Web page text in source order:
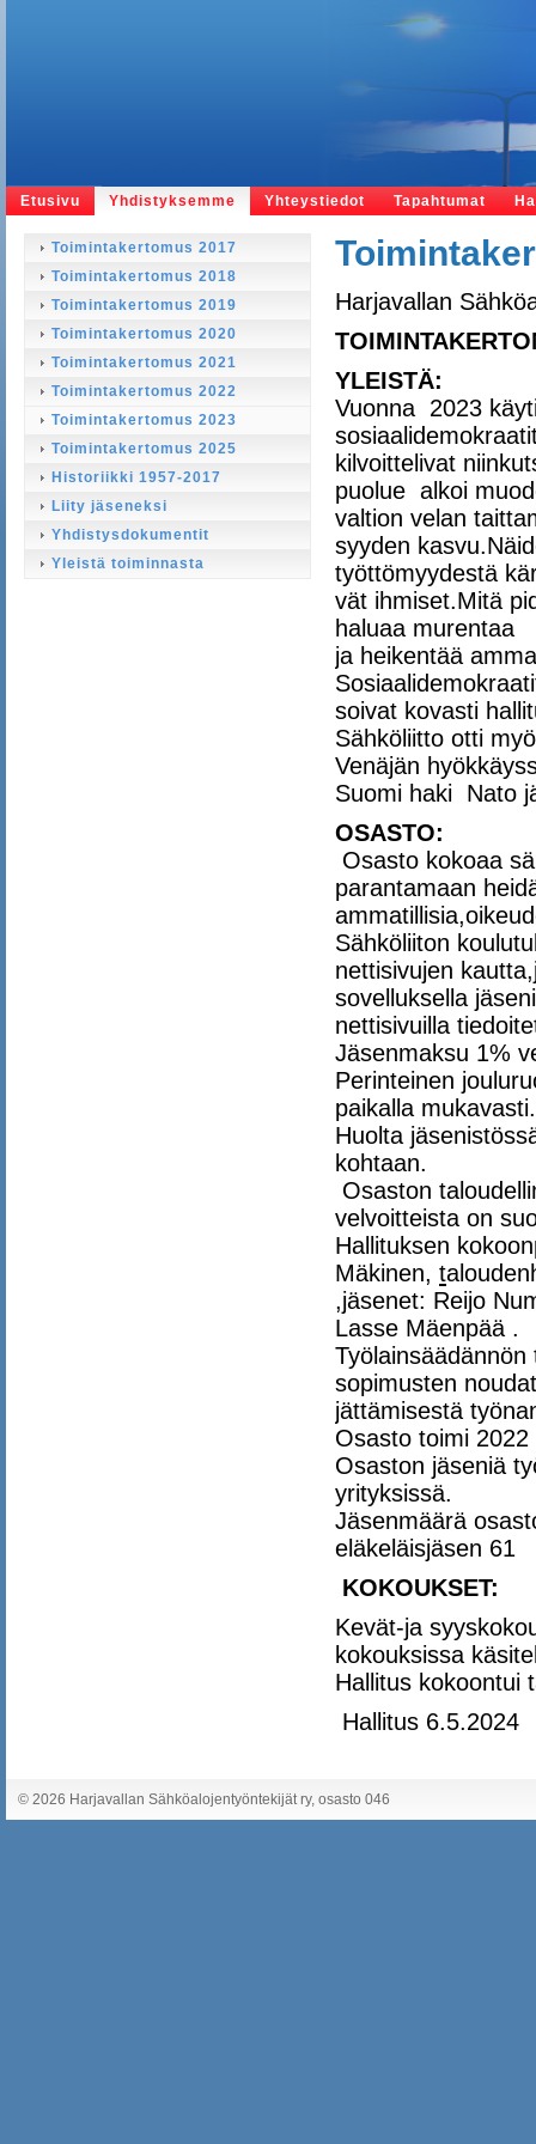
Etusivu Yhdistyksemme Yhteystiedot Tapahtumat
Harjavallan
YLEISTÄ:
Vuonna 2023
kilvoittelivat
puolue alkoi
valtion velan
syyden
työttömyydestä
vät ihmiset.Mitä
haluaa murentaa
ja heikentää
soivat kovasti
Sähköliitto otti
Venäjän
Suomi haki Nato
OSASTO:
Osasto kokoaa
parantamaan
Sähköliiton
nettisivujen
sovelluksella
nettisivuilla
Jäsenmaksu 1%
Perinteinen
paikalla mukavasti.
Huolta
kohtaan.
Osaston
velvoitteista on
Hallituksen
Mäkinen, t
,jäsenet: Reijo
Lasse Mäenpää .
sopimusten
jättämisestä
Osasto toimi
Osaston jäseniä
yrityksissä.
Jäsenmäärä
eläkeläisjäsen 61
KOKOUKSET:
Kevät-ja
kokouksissa
Hallitus kokoontui
Hallitus 6.5.2024
Toimintakertomus 2017
Toimintakertomus 2018
Toimintakertomus 2019
Toimintakertomus 2020
Toimintakertomus 2021
Toimintakertomus 2022
Toimintakertomus 2023
Toimintakertomus 2025
Historiikki 1957-2017
Liity jäseneksi
Yhdistysdokumentit
Yleistä toiminnasta
© 2026 Harjavallan Sähköalojentyöntekijät ry, osasto 046